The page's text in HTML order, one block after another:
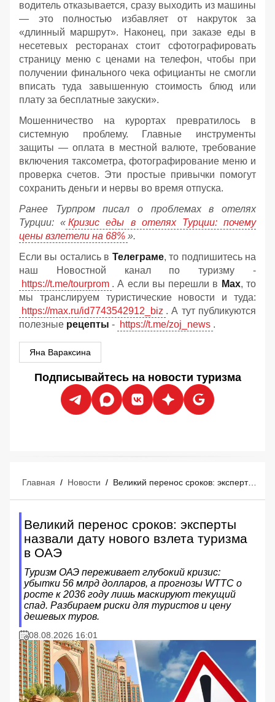
водитель отказывается, сразу выходить из машины
— это полностью избавляет от накруток за
«длинный маршрут». Наконец, при заказе еды в
несетевых ресторанах стоит сфотографировать
страницу меню с ценами на телефон, чтобы при
получении финального чека официанты не смогли
вписать туда завышенную стоимость блюд или
плату за бесплатные закуски».
Мошенничество на курортах превратилось в
системную проблему. Главные инструменты
защиты — оплата в местной валюте, требование
включения таксометра, фотографирование меню и
проверка счетов. Эти простые привычки помогут
сохранить деньги и нервы во время отпуска.
Ранее Турпром писал о проблемах в отелях
Турции: « Кризис еды в отелях Турции: почему
цены взлетели на 68% ».
Если вы остались в Телеграме, то подпишитесь на
наш Новостной канал по туризму -
https://t.me/tourprom . А если вы перешли в Мах, то
мы транслируем туристические новости и туда:
https://max.ru/id7743542912_biz . А тут публикуются
полезные рецепты - https://t.me/zoj_news .
Яна Вараксина
Подписывайтесь на новости туризма
Главная / Новости / Великий перенос сроков: эксперты назвали дату нового взлета туризма в ОАЭ
Великий перенос сроков: эксперты
назвали дату нового взлета туризма
в ОАЭ
Туризм ОАЭ переживает глубокий кризис:
убытки 56 млрд долларов, а прогнозы WTTC о
росте к 2036 году лишь маскируют текущий
спад. Разбираем риски для туристов и цену
дешевых туров.
08.08.2026 16:01